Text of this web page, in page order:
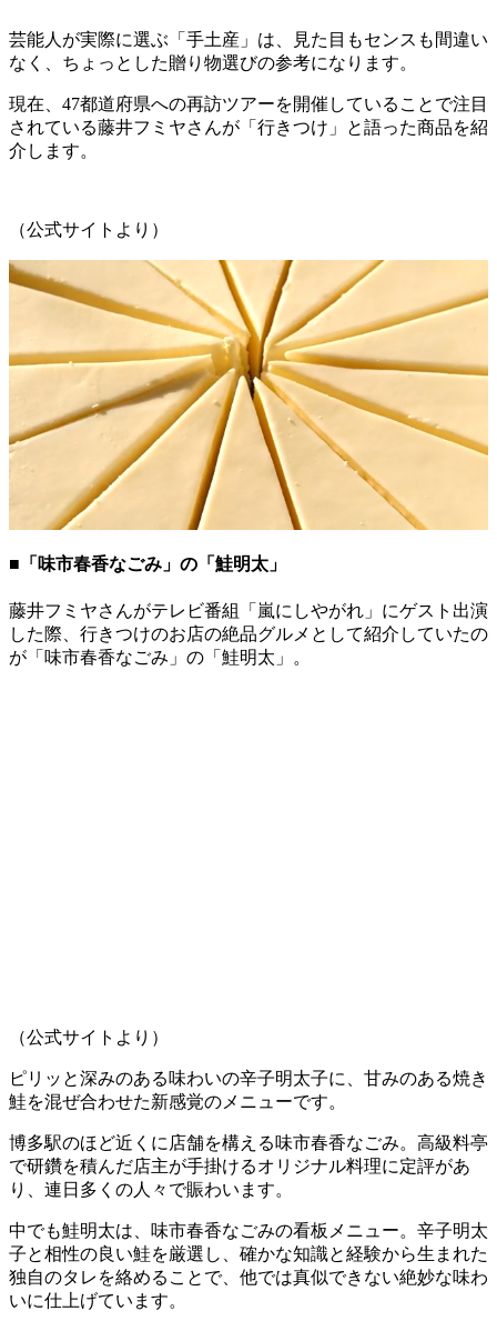
芸能人が実際に選ぶ「手土産」は、見た目もセンスも間違い
なく、ちょっとした贈り物選びの参考になります。
現在、47都道府県への再訪ツアーを開催していることで注目
されている藤井フミヤさんが「行きつけ」と語った商品を紹
介します。
（公式サイトより）
■「味市春香なごみ」の「鮭明太」
藤井フミヤさんがテレビ番組「嵐にしやがれ」にゲスト出演
した際、行きつけのお店の絶品グルメとして紹介していたの
が「味市春香なごみ」の「鮭明太」。
（公式サイトより）
ピリッと深みのある味わいの辛子明太子に、甘みのある焼き
鮭を混ぜ合わせた新感覚のメニューです。
博多駅のほど近くに店舗を構える味市春香なごみ。高級料亭
で研鑽を積んだ店主が手掛けるオリジナル料理に定評があ
り、連日多くの人々で賑わいます。
中でも鮭明太は、味市春香なごみの看板メニュー。辛子明太
子と相性の良い鮭を厳選し、確かな知識と経験から生まれた
独自のタレを絡めることで、他では真似できない絶妙な味わ
いに仕上げています。